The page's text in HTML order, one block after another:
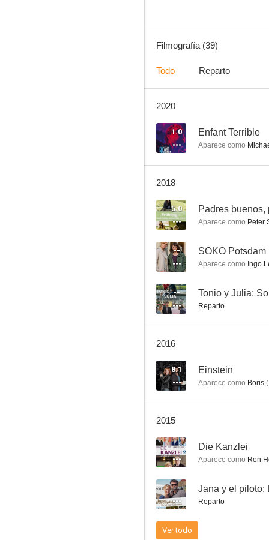
5.0
Emma Svensson y el amor
--
SOKO Potsdam
Die Kanzlei
Filmografía (39)
Todo Reparto
2020
1.0 Enfant Terrible
Aparece como
2018
5.0 Padres buenos,
Aparece como Peter
-- SOKO Potsdam
Aparece como Ingo
-- Tonio y Julia:
Reparto
2016
8.1 Einstein
Aparece como Boris (
2015
-- Die Kanzlei
Aparece como Ron
-- Jana y el piloto:
Reparto
Ver todo